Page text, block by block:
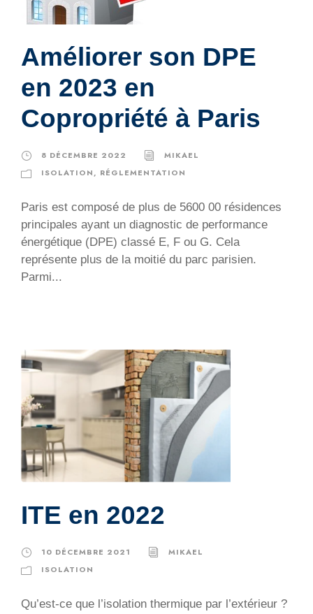
Améliorer son DPE
en 2023 en
Copropriété à Paris
8 DÉCEMBRE 2022
MIKAEL
ISOLATION, RÉGLEMENTATION
Paris est composé de plus de 5600 00 résidences
principales ayant un diagnostic de performance
énergétique (DPE) classé E, F ou G. Cela
représente plus de la moitié du parc parisien.
Parmi...
ITE en 2022
10 DÉCEMBRE 2021
MIKAEL
ISOLATION
Qu’est-ce que l’isolation thermique par l’extérieur ?